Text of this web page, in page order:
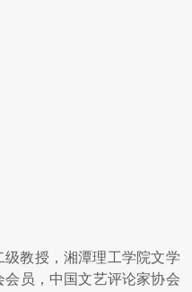
教授，湘潭理工学院文学
员，中国文艺评论家协会